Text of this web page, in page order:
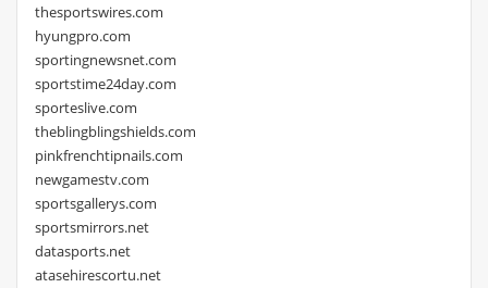
thesportswires.com
hyungpro.com
sportingnewsnet.com
sportstime24day.com
sporteslive.com
theblingblingshields.com
pinkfrenchtipnails.com
newgamestv.com
sportsgallerys.com
sportsmirrors.net
datasports.net
atasehirescortu.net